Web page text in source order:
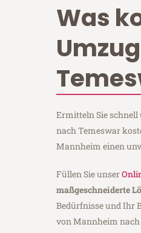
Was
Ermitteln Sie
nach Temeswar
Mannheim einen
Füllen Sie unser
maßgeschneiderte
Bedürfnisse und Ihr
von Mannheim